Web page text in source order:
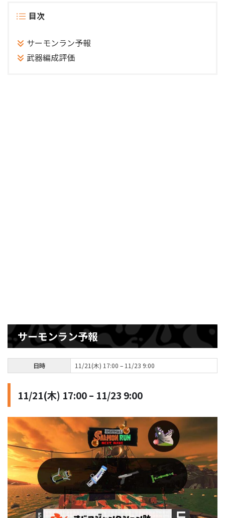
目次
サーモンラン予報
武器編成評価
サーモンラン予報
日時 11/21(木) 17:00 – 11/23 9:00
11/21(木) 17:00 – 11/23 9:00